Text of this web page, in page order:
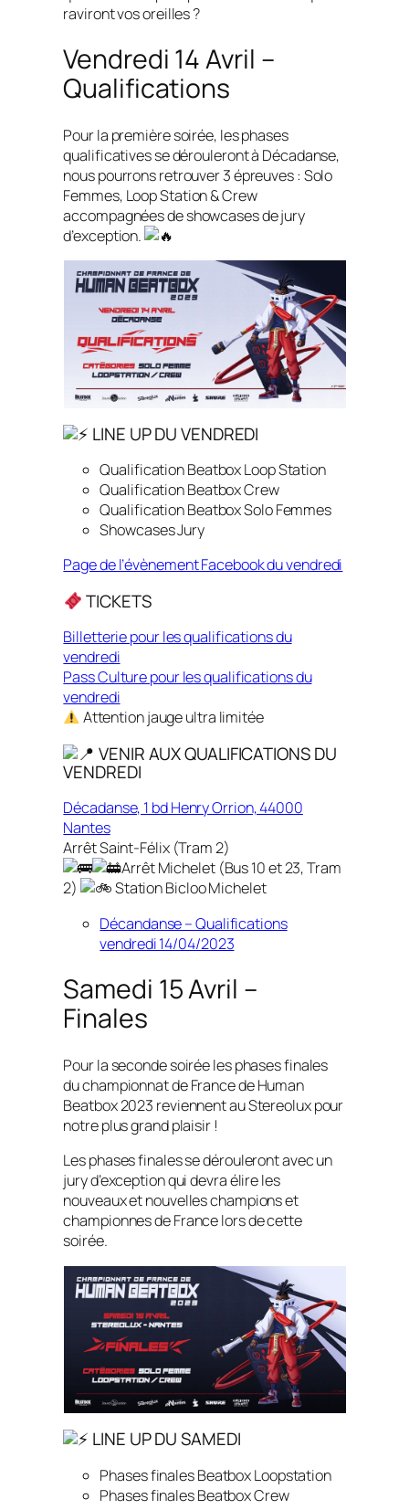
raviront vos oreilles ?
Vendredi 14 Avril –
Qualifications
Pour la première soirée, les phases
qualificatives se dérouleront à Décadanse,
nous pourrons retrouver 3 épreuves : Solo
Femmes, Loop Station & Crew
accompagnées de showcases de jury
d’exception.
LINE UP DU VENDREDI
Qualification Beatbox Loop Station
Qualification Beatbox Crew
Qualification Beatbox Solo Femmes
Showcases Jury
Page de l’évènement Facebook du vendredi
TICKETS
Billetterie pour les qualifications du
vendredi
Pass Culture pour les qualifications du
vendredi
Attention jauge ultra limitée
VENIR AUX QUALIFICATIONS DU
VENDREDI
Décadanse, 1 bd Henry Orrion, 44000
Nantes
Arrêt Saint-Félix (Tram 2)
Arrêt Michelet (Bus 10 et 23, Tram
2)
Station Bicloo Michelet
Décandanse – Qualifications
vendredi 14/04/2023
Samedi 15 Avril –
Finales
Pour la seconde soirée les phases finales
du championnat de France de Human
Beatbox 2023 reviennent au Stereolux pour
notre plus grand plaisir !
Les phases finales se dérouleront avec un
jury d’exception qui devra élire les
nouveaux et nouvelles champions et
championnes de France lors de cette
soirée.
LINE UP DU SAMEDI
Phases finales Beatbox Loopstation
Phases finales Beatbox Crew